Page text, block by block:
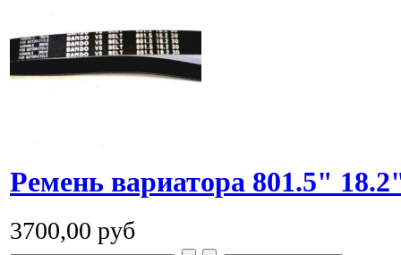
Ремень вариатора 801.5"
3700,00 руб